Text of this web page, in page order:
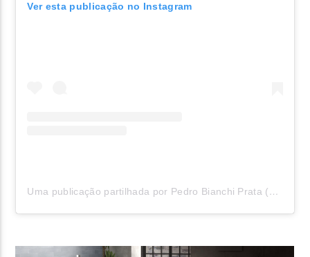
Ver esta publicação no Instagram
Uma publicação partilhada por Pedro Bianchi Prata (@bianchiprata)